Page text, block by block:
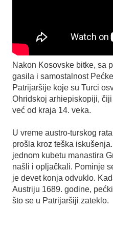
Nakon Kosovske bitke, sa
gasila i samostalnost
Patrijaršije koje su Turci
Ohridskoj arhiepiskopiji,
već od kraja 14. veka.
U vreme austro-turskog
prošla kroz teška
jednom kubetu manastira
našli i opljačkali. Pominje
je devet konja odvuklo.
Austriju 1689. godine,
što se u Patrijaršiji zateklo.